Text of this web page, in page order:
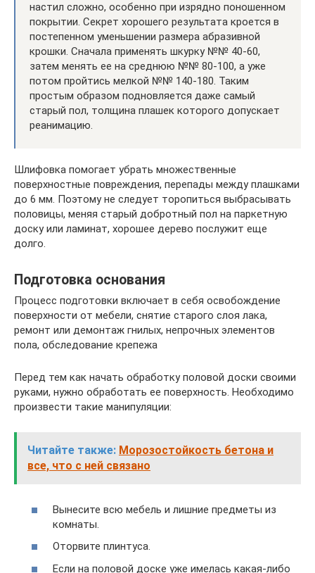
настил сложно, особенно при изрядно поношенном
покрытии. Секрет хорошего результата кроется в
постепенном уменьшении размера абразивной
крошки. Сначала применять шкурку №№ 40-60,
затем менять ее на среднюю №№ 80-100, а уже
потом пройтись мелкой №№ 140-180. Таким
простым образом подновляется даже самый
старый пол, толщина плашек которого допускает
реанимацию.
Шлифовка помогает убрать множественные
поверхностные повреждения, перепады между плашками
до 6 мм. Поэтому не следует торопиться выбрасывать
половицы, меняя старый добротный пол на паркетную
доску или ламинат, хорошее дерево послужит еще
долго.
Подготовка основания
Процесс подготовки включает в себя освобождение
поверхности от мебели, снятие старого слоя лака,
ремонт или демонтаж гнилых, непрочных элементов
пола, обследование крепежа
Перед тем как начать обработку половой доски своими
руками, нужно обработать ее поверхность. Необходимо
произвести такие манипуляции:
Читайте также: Морозостойкость бетона и
все, что с ней связано
Вынесите всю мебель и лишние предметы из
комнаты.
Оторвите плинтуса.
Если на половой доске уже имелась какая-либо